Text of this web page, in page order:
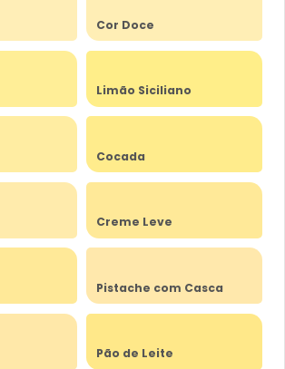
Cor Doce
Limão Siciliano
Cocada
Creme Leve
Pistache com Casca
Pão de Leite